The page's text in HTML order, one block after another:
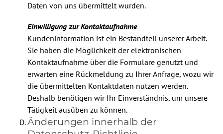
Daten von uns übermittelt wurden.
Einwilligung zur Kontaktaufnahme
Kundeninformation ist ein Bestandteil unserer Arbeit.
Sie haben die Möglichkeit der elektronischen
Kontaktaufnahme über die Formulare genutzt und
erwarten eine Rückmeldung zu Ihrer Anfrage, wozu wir
die übermittelten Kontaktdaten nutzen werden.
Deshalb benötigen wir Ihr Einverständnis, um unsere
Tätigkeit ausüben zu können.
Änderungen innerhalb der